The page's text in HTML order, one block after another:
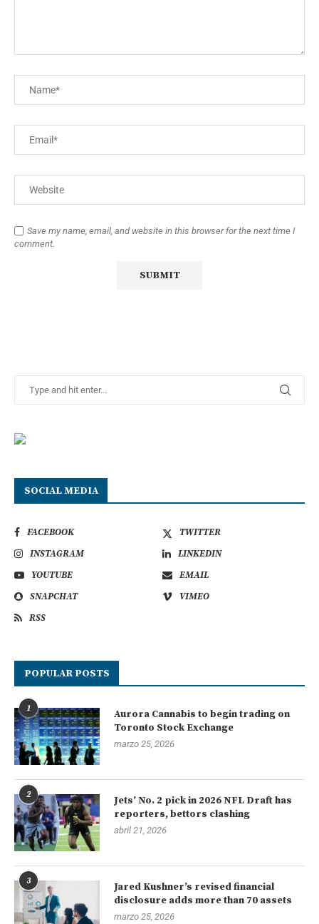
Save my name, email, and website in this browser for the next time I
comment.
SOCIAL MEDIA
FACEBOOK
TWITTER
INSTAGRAM
LINKEDIN
YOUTUBE
EMAIL
SNAPCHAT
VIMEO
RSS
POPULAR POSTS
1
Aurora Cannabis to begin trading on
Toronto Stock Exchange
marzo 25, 2026
2
Jets’ No. 2 pick in 2026 NFL Draft has
reporters, bettors clashing
abril 21, 2026
3
Jared Kushner’s revised financial
disclosure adds more than 70 assets
marzo 25, 2026